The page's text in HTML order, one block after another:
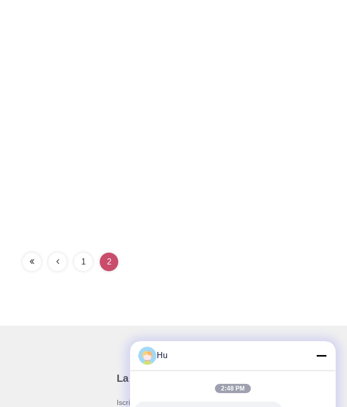
1 2
La nostra newsletter
Iscriviti alla nostra newsletter per sconti e altro.
Hu
2:48 PM